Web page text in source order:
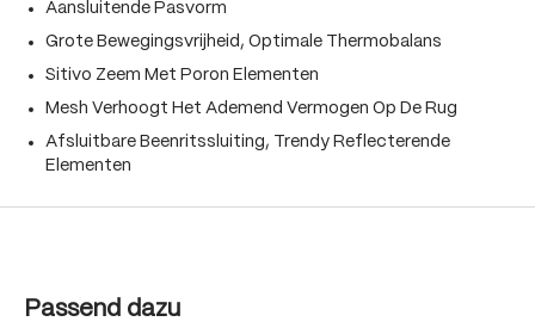
Aansluitende Pasvorm
Grote Bewegingsvrijheid, Optimale Thermobalans
Sitivo Zeem Met Poron Elementen
Mesh Verhoogt Het Ademend Vermogen Op De Rug
Afsluitbare Beenritssluiting, Trendy Reflecterende
Elementen
Produktgalerie überspringen
Passend dazu